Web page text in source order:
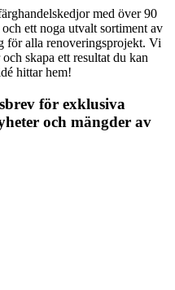
med över 90
ett noga utvalt sortiment av
för alla renoveringsprojekt. Vi
skapa ett resultat du kan
hittar hem!
för exklusiva
och mängder av